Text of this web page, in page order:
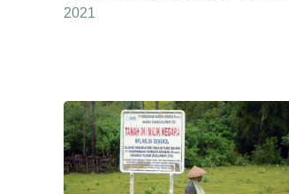
2021